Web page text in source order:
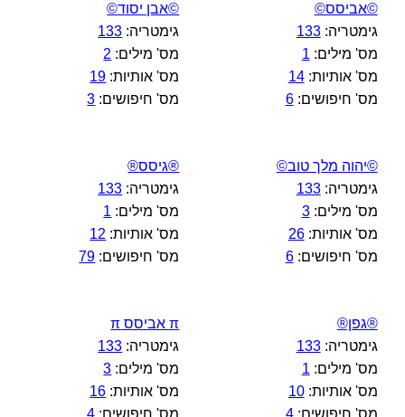
©אביסס©
גימטריה:133
מס' מילים: 1
מס' אותיות:14
מס' חיפושים:6
©אבן יסוד©
גימטריה: 133
מס' מילים: 2
מס' אותיות: 19
מס' חיפושים: 3
©יהוה מלך טוב©
גימטריה:133
מס' מילים:3
מס' אותיות:26
מס' חיפושים:6
®גיסס®
גימטריה: 133
מס' מילים: 1
מס' אותיות: 12
מס' חיפושים: 79
®גפן®
גימטריה:133
מס' מילים: 1
מס' אותיות:10
מס' חיפושים:4
π אביסס π
גימטריה: 133
מס' מילים: 3
מס' אותיות: 16
מס' חיפושים: 4